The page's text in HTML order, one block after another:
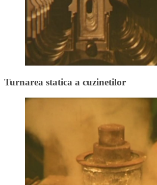
Turnarea statica a cuzinetilor